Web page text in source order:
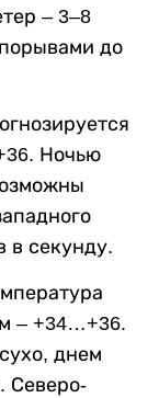
– 3–8
до
Ночью
в секунду.
– +34…+36.
днем
Северо-